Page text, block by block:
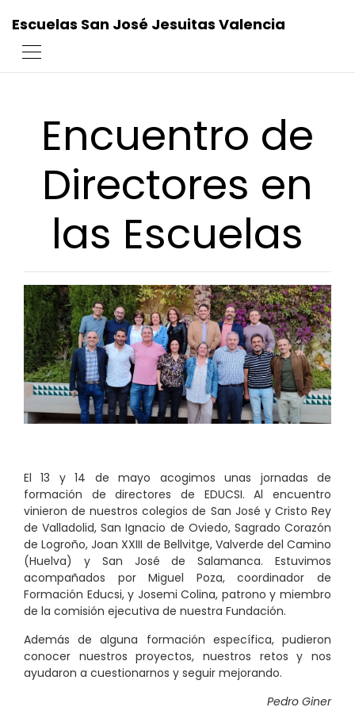
Escuelas San José Jesuitas Valencia
Encuentro de
Directores en
las Escuelas
El 13 y 14 de mayo acogimos unas jornadas de
formación de directores de EDUCSI. Al encuentro
vinieron de nuestros colegios de San José y Cristo Rey
de Valladolid, San Ignacio de Oviedo, Sagrado Corazón
de Logroño, Joan XXIII de Bellvitge, Valverde del Camino
(Huelva) y San José de Salamanca. Estuvimos
acompañados por Miguel Poza, coordinador de
Formación Educsi, y Josemi Colina, patrono y miembro
de la comisión ejecutiva de nuestra Fundación.
Además de alguna formación específica, pudieron
conocer nuestros proyectos, nuestros retos y nos
ayudaron a cuestionarnos y seguir mejorando.
Pedro Giner